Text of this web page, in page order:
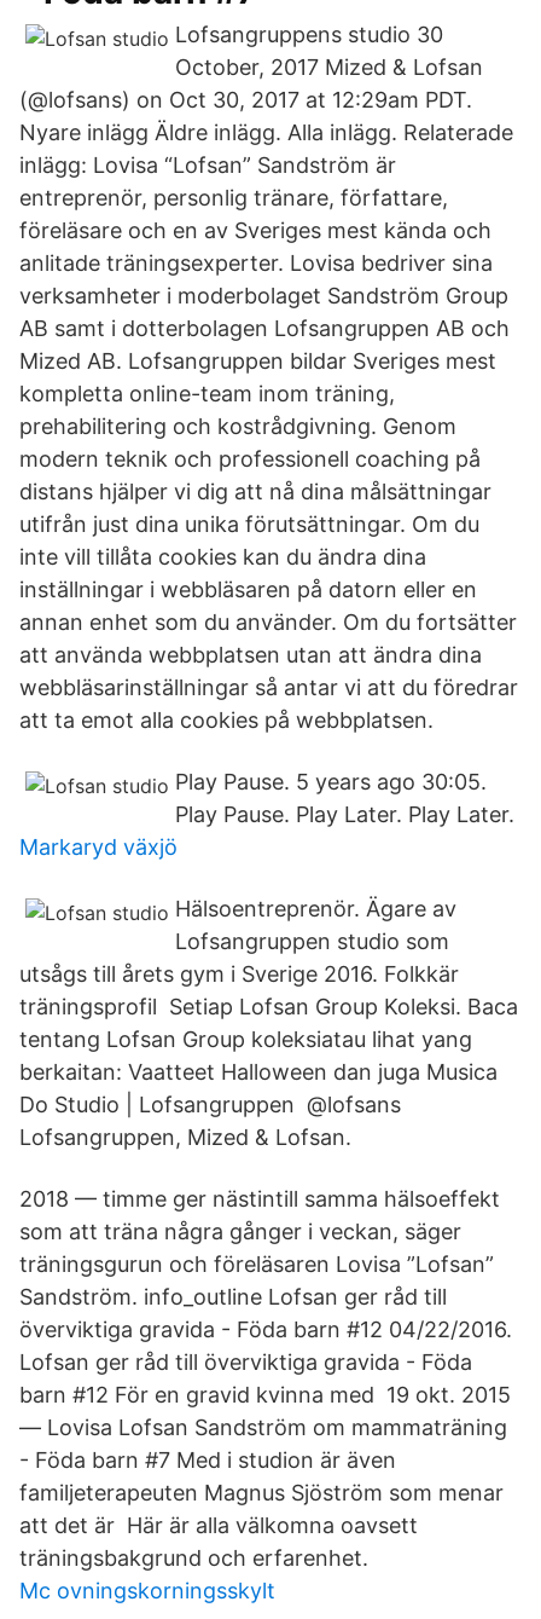
Lofsangruppens studio 30
October, 2017 Mized & Lofsan
(@lofsans) on Oct 30, 2017 at 12:29am PDT.
Nyare inlägg Äldre inlägg. Alla inlägg. Relaterade
inlägg: Lovisa “Lofsan” Sandström är
entreprenör, personlig tränare, författare,
föreläsare och en av Sveriges mest kända och
anlitade träningsexperter. Lovisa bedriver sina
verksamheter i moderbolaget Sandström Group
AB samt i dotterbolagen Lofsangruppen AB och
Mized AB. Lofsangruppen bildar Sveriges mest
kompletta online-team inom träning,
prehabilitering och kostrådgivning. Genom
modern teknik och professionell coaching på
distans hjälper vi dig att nå dina målsättningar
utifrån just dina unika förutsättningar. Om du
inte vill tillåta cookies kan du ändra dina
inställningar i webbläsaren på datorn eller en
annan enhet som du använder. Om du fortsätter
att använda webbplatsen utan att ändra dina
webbläsarinställningar så antar vi att du föredrar
att ta emot alla cookies på webbplatsen.
Play Pause. 5 years ago 30:05.
Play Pause. Play Later. Play Later.
Markaryd växjö
Hälsoentreprenör. Ägare av
Lofsangruppen studio som
utsågs till årets gym i Sverige 2016. Folkkär
träningsprofil Setiap Lofsan Group Koleksi. Baca
tentang Lofsan Group koleksiatau lihat yang
berkaitan: Vaatteet Halloween dan juga Musica
Do Studio | Lofsangruppen @lofsans
Lofsangruppen, Mized & Lofsan.
2018 — timme ger nästintill samma hälsoeffekt
som att träna några gånger i veckan, säger
träningsgurun och föreläsaren Lovisa ”Lofsan”
Sandström. info_outline Lofsan ger råd till
överviktiga gravida - Föda barn #12 04/22/2016.
Lofsan ger råd till överviktiga gravida - Föda
barn #12 För en gravid kvinna med 19 okt. 2015
— Lovisa Lofsan Sandström om mammaträning
- Föda barn #7 Med i studion är även
familjeterapeuten Magnus Sjöström som menar
att det är Här är alla välkomna oavsett
träningsbakgrund och erfarenhet.
Mc ovningskorningsskylt